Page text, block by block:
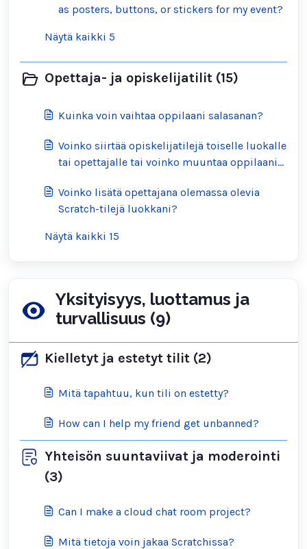
as posters, buttons, or stickers for my event?
Näytä kaikki 5
Opettaja- ja opiskelijatilit (15)
Kuinka voin vaihtaa oppilaani salasanan?
Voinko siirtää opiskelijatilejä toiselle luokalle
tai opettajalle tai voinko muuntaa oppilaani
Voinko lisätä opettajana olemassa olevia
Scratch-tilejä luokkani?
Näytä kaikki 15
Yksityisyys, luottamus ja
turvallisuus (9)
Kielletyt ja estetyt tilit (2)
Mitä tapahtuu, kun tili on estetty?
How can I help my friend get unbanned?
Yhteisön suuntaviivat ja moderointi
(3)
Can I make a cloud chat room project?
Mitä tietoja voin jakaa Scratchissa?